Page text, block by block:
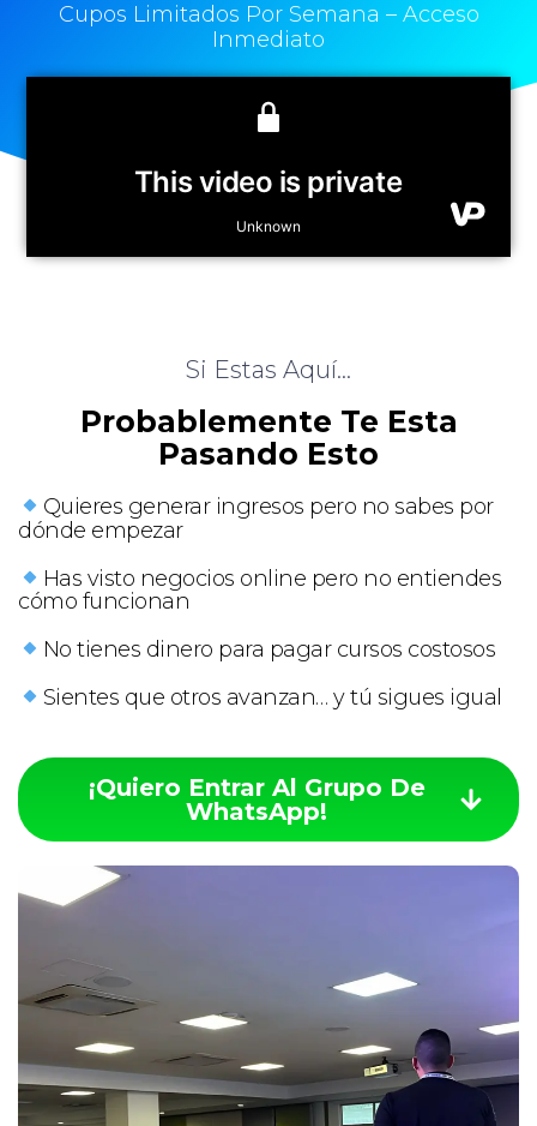
Cupos Limitados Por Semana – Acceso
Inmediato
Si Estas Aquí...
Probablemente Te Esta
Pasando Esto
Quieres generar ingresos pero no sabes por
dónde empezar
Has visto negocios online pero no entiendes
cómo funcionan
No tienes dinero para pagar cursos costosos
Sientes que otros avanzan… y tú sigues igual
¡Quiero Entrar Al Grupo De
WhatsApp!